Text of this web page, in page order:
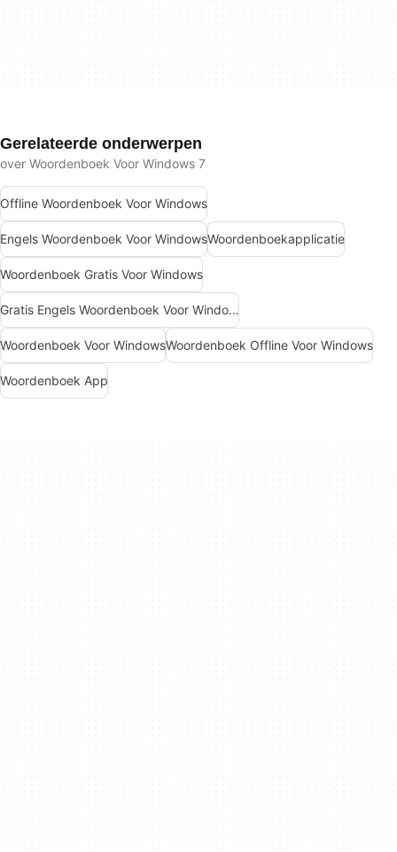
Gerelateerde onderwerpen
over Woordenboek Voor Windows 7
Offline Woordenboek Voor Windows
Engels Woordenboek Voor WindowsWoordenboekapplicatie
Woordenboek Gratis Voor Windows
Gratis Engels Woordenboek Voor Windows
Woordenboek Voor WindowsWoordenboek Offline Voor Windows
Woordenboek App